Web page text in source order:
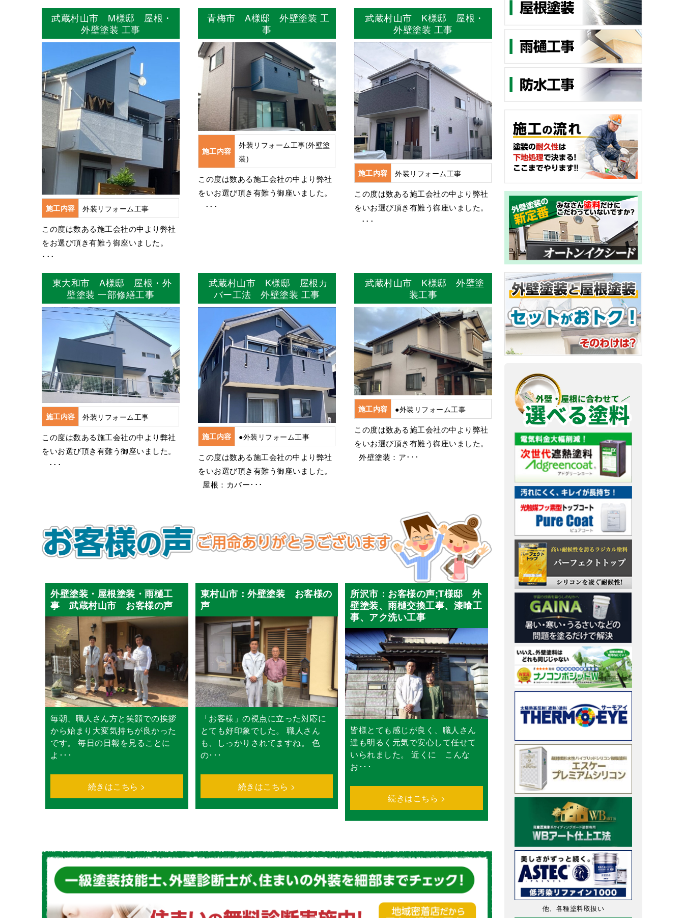
武蔵村山市 M様邸 屋根・
外壁塗装 工事
施工内容
外装リフォーム工事
この度は数ある施工会社の中より弊社
をお選び頂き有難う御座いました。
･･･
青梅市 A様邸 外壁塗装 工
事
施工内容
外装リフォーム工事(外壁塗
装)
この度は数ある施工会社の中より弊社
をいお選び頂き有難う御座いました。
･･･
武蔵村山市 K様邸 屋根・
外壁塗装 工事
施工内容
外装リフォーム工事
この度は数ある施工会社の中より弊社
をいお選び頂き有難う御座いました。
･･･
東大和市 A様邸 屋根・外
壁塗装 一部修繕工事
施工内容
外装リフォーム工事
この度は数ある施工会社の中より弊社
をいお選び頂き有難う御座いました。
･･･
武蔵村山市 K様邸 屋根カ
バー工法 外壁塗装 工事
施工内容
●外装リフォーム工事
この度は数ある施工会社の中より弊社
をいお選び頂き有難う御座いました。
屋根：カバー･･･
武蔵村山市 K様邸 外壁塗
装工事
施工内容
●外装リフォーム工事
この度は数ある施工会社の中より弊社
をいお選び頂き有難う御座いました。
外壁塗装：ア･･･
外壁塗装・屋根塗装・雨樋工
事 武蔵村山市 お客様の声
毎朝、職人さん方と笑顔での挨拶
から始まり大変気持ちが良かった
です。 毎日の日報を見ることに
よ･･･
続きはこちら >
東村山市：外壁塗装 お客様の
声
「お客様」の視点に立った対応に
とても好印象でした。 職人さん
も、しっかりされてますね。 色
の･･･
続きはこちら >
所沢市：お客様の声;T様邸 外
壁塗装、雨樋交換工事、漆喰工
事、アク洗い工事
皆様とても感じが良く、職人さん
達も明るく元気で安心して任せて
いられました。 近くに こんな
お･･･
続きはこちら >
他、各種塗料取扱い